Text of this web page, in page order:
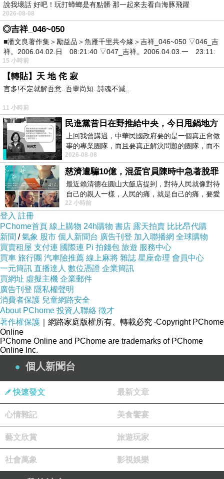
號稱「吉他之神」 的英國男歌手Eric Clapton及美國藍調女
歌Angela Strehli的演譯，均為參照了James的版本。
歌曲滿有意思的，講的是三角的愛情關係，當你愛的人與
第三者之間有了狀況時，你也跟著受了傷。其實，看來歌
曲的主角才是第三者局外人，自作多情的看別人吃包子在
喊燒。
-
說我壞話 好吧！玩打蟑螂是有點髒 那一起來去看白海豚飛躍
2026-08-08
◎吉祥_046~050
■潘文良著作集＞勵益品＞魚雁千里共今緣＞吉祥_046~050 ▽046_吉
祥。2006.04.02.日 08:21:40 ▽047_吉祥。2006.04.03.一 23:11:
15 小時前
【轉貼】天 地 侘 寂
言多!不定就解吾意..吾輩尚知..詩魂不滅..
11 小時前
民進黨昔日在野推給中央，今日甩鍋地方
上回我曾講過，中華民國政府要的是一個真正會做
事的專業團隊，而且要真正解決問題的團隊，而不
是只會到處甩鍋的雙標團隊，最近民進黨
2026-08-08
慈濟遭騙10億，混蛋官員陳時中急著脫罪
最近賴清德在圓山大飯店提到，對待人民就像對待
自己的親人一樣，人民的痛，就是自己的痛，要愛
民如親，說的這麼好聽，實際上根本沒做
22 小時前
登入 註冊
PChome首頁 線上購物 24h購物 書店 露天拍賣 比比昂代購
新聞 /氣象 股市 個人新聞台 廣告刊登 加入聯播網 全球購物
買賣租屋 支付連 國際連 Pi 拍錢包 旅遊 服務中心
買車 旅行團 汽車險推薦 線上麻將 雜誌 星座命理 會員中心
一元簡訊 直播達人 數位憑證 企業簡訊
買網址 虛擬主機 企業郵件
廣告刊登 隱私權聲明
消費者保護 兒童網路安全
About PChome 投資人聯絡 徵才
著作權保護 ｜網路家庭版權所有、轉載必究 ‧Copyright PChome
Online
PChome Online and PChome are trademarks of PChome
Online Inc.
個人新聞台
快速發文 最新文章
心情雜記 美食饗宴
藝文欣賞 旅遊玩家
社會萬象 影視娛樂